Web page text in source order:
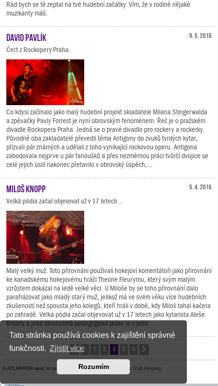
Tato stránka používá cookies k zajištění správné
funkčnosti. Zjistit více
Rozumím
Rád bych se tě zeptal na tvé hudební začátky. Vím, že v rodině nějaké
muzikanty máš.
9. 5. 2016
David Pavlík
Čert z Rockopery Praha.
Co kdysi začínalo jako malý hudební projekt skladatele Milana Steigerwalda
a zpěvačky Pavly Forrest je nyní obrovským fenoménem. Řeč je o pražském
divadle Rockopera Praha. Jedná se o pravé divadlo pro rockery a rockerky.
Původně oba zakladatelé převedli téma Antigony do zvuků tvrdých kytar,
přizvali pár známých a udělali z toho vynikající rockovou operu. Antigona
zabodovala nejprve u pár fanoušků a přes nezměrnou práci tvůrčí dvojice se
celé jejich úsilí nakonec přetavilo v obrovský úspěch,...
5. 4. 2016
Miloš Knopp
Velká pódia začal objevovat už v 17 letech...
Malý velký muž. Toto přirovnání používali hokejoví komentátoři jako přirovnání
ke kanadskému hokejovému hráči Theone Fleurymu, který svým malým
vzrůstem dokázal na ledě velké věci. U Miloše by se toho přirovnání dalo
parafrázovat jako mladý starý muž, jelikož má ve svém věku více hudebních
zkušeností než spousta jeho kolegů, kteří hráli v době, kdy Miloš tahal kačera
po zahradě. Velká pódia začal objevovat už v 17 letech jako kytarista Aleše
Brichty a jeho dlouholetá pedagogická praxe je v jeho...
Předchozí
1 2 3 4 6
© ATLANTIDA spol. s r.o. | Kontaktní údaje| Hosting: Váš Hosting